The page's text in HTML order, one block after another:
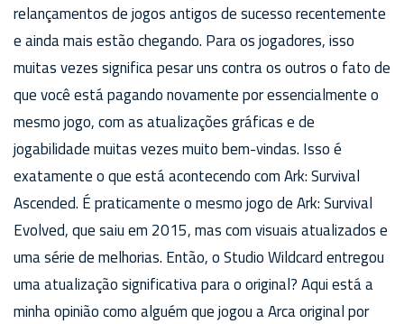
relançamentos de jogos antigos de sucesso recentemente
e ainda mais estão chegando. Para os jogadores, isso
muitas vezes significa pesar uns contra os outros o fato de
que você está pagando novamente por essencialmente o
mesmo jogo, com as atualizações gráficas e de
jogabilidade muitas vezes muito bem-vindas. Isso é
exatamente o que está acontecendo com Ark: Survival
Ascended. É praticamente o mesmo jogo de Ark: Survival
Evolved, que saiu em 2015, mas com visuais atualizados e
uma série de melhorias. Então, o Studio Wildcard entregou
uma atualização significativa para o original? Aqui está a
minha opinião como alguém que jogou a Arca original por